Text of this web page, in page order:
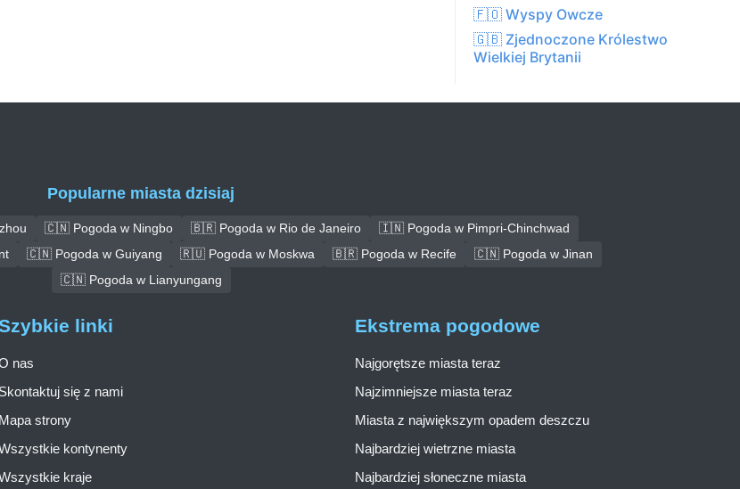
🇫🇴 Wyspy Owcze
🇬🇧 Zjednoczone Królestwo
Wielkiej Brytanii
Popularne miasta dzisiaj
🇨🇳 Pogoda w Ningbo 🇧🇷 Pogoda w Rio de Janeiro
🇮🇳 Pogoda w Pimpri-Chinchwad
🇨🇳 Pogoda w Guiyang 🇷🇺 Pogoda w Moskwa 🇧🇷 Pogoda w Recife
🇨🇳 Pogoda w Jinan
🇨🇳 Pogoda w Lianyungang
linki
nas
Skontaktuj się z nami
Mapa strony
kontynenty
kraje
Ekstrema pogodowe
Najgorętsze miasta teraz
Najzimniejsze miasta teraz
Miasta z największym opadem deszczu
Najbardziej wietrzne miasta
Najbardziej słoneczne miasta